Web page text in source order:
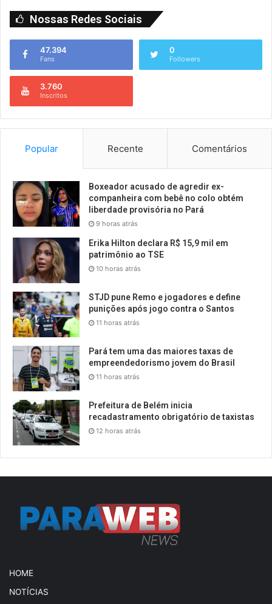
Nossas Redes Sociais
47.394
Fans
0
Followers
3.760
Inscritos
Popular Recente Comentários
Boxeador acusado de agredir ex-
companheira com bebê no colo obtém
liberdade provisória no Pará
9 horas atrás
Erika Hilton declara R$ 15,9 mil em
patrimônio ao TSE
10 horas atrás
STJD pune Remo e jogadores e define
punições após jogo contra o Santos
11 horas atrás
Pará tem uma das maiores taxas de
empreendedorismo jovem do Brasil
11 horas atrás
Prefeitura de Belém inicia
recadastramento obrigatório de taxistas
12 horas atrás
HOME
NOTÍCIAS